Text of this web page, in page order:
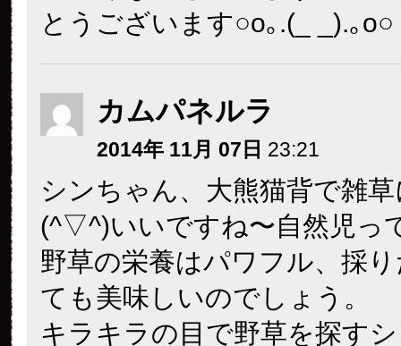
とうございます○o｡.(_ _).｡o○
カムパネルラ
2014年 11月 07日 23:21
シンちゃん、大熊猫背で雑
(^▽^)いいですね〜自然児っ
野草の栄養はパワフル、採
ても美味しいのでしょう。
キラキラの目で野草を探す